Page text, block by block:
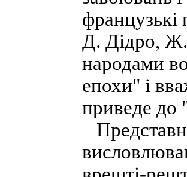
французькі
Д. Дідро,
народами
епохи" і
приведе до